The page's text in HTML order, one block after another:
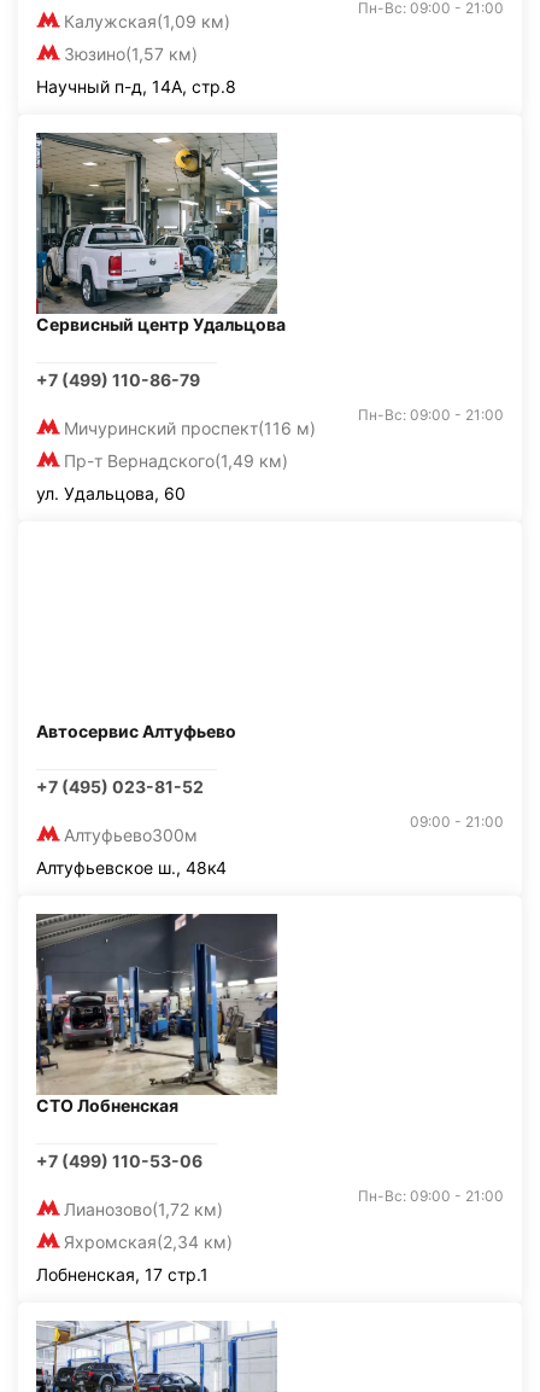
Калужская(1,09 км)
Зюзино(1,57 км)
Пн-Вс: 09:00 - 21:00
Научный п-д, 14А, стр.8
Сервисный центр Удальцова
+7 (499) 110-86-79
Мичуринский проспект(116 м)
Пр-т Вернадского(1,49 км)
Пн-Вс: 09:00 - 21:00
ул. Удальцова, 60
Автосервис Алтуфьево
+7 (495) 023-81-52
Алтуфьево300м
09:00 - 21:00
Алтуфьевское ш., 48к4
СТО Лобненская
+7 (499) 110-53-06
Лианозово(1,72 км)
Яхромская(2,34 км)
Пн-Вс: 09:00 - 21:00
Лобненская, 17 стр.1